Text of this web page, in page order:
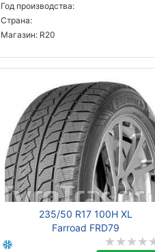
Год производства:
Страна:
Магазин: R20
235/50 R17 100H XL
Farroad FRD79